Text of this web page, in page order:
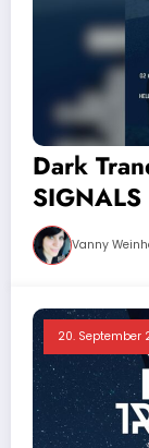
Dark
Vanny
20. September